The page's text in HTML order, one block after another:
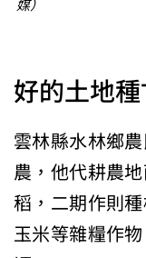
好的土地
雲林縣水林鄉
農，他代耕農
稻，二期作則
玉米等雜糧作